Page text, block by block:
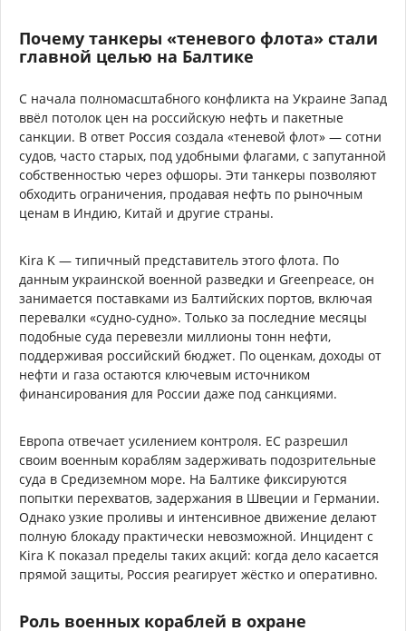
Почему танкеры «теневого флота» стали
главной целью на Балтике
С начала полномасштабного конфликта на Украине Запад
ввёл потолок цен на российскую нефть и пакетные
санкции. В ответ Россия создала «теневой флот» — сотни
судов, часто старых, под удобными флагами, с запутанной
собственностью через офшоры. Эти танкеры позволяют
обходить ограничения, продавая нефть по рыночным
ценам в Индию, Китай и другие страны.
Kira K — типичный представитель этого флота. По
данным украинской военной разведки и Greenpeace, он
занимается поставками из Балтийских портов, включая
перевалки «судно-судно». Только за последние месяцы
подобные суда перевезли миллионы тонн нефти,
поддерживая российский бюджет. По оценкам, доходы от
нефти и газа остаются ключевым источником
финансирования для России даже под санкциями.
Европа отвечает усилением контроля. ЕС разрешил
своим военным кораблям задерживать подозрительные
суда в Средиземном море. На Балтике фиксируются
попытки перехватов, задержания в Швеции и Германии.
Однако узкие проливы и интенсивное движение делают
полную блокаду практически невозможной. Инцидент с
Kira K показал пределы таких акций: когда дело касается
прямой защиты, Россия реагирует жёстко и оперативно.
Роль военных кораблей в охране